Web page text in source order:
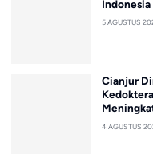
Indonesia
5 AGUSTUS
Cianjur
4 AGUSTUS